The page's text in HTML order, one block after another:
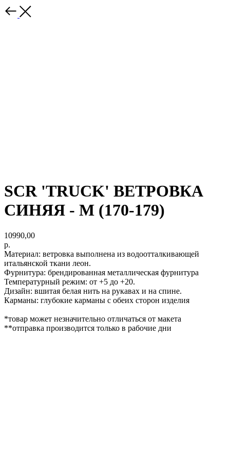
SCR 'TRUCK' ВЕТРОВКА
СИНЯЯ - M (170-179)
10990,00
р.
Материал: ветровка выполнена из водоотталкивающей
итальянской ткани леон.
Фурнитура: брендированная металлическая фурнитура
Температурный режим: от +5 до +20.
Дизайн: вшитая белая нить на рукавах и на спине.
Карманы: глубокие карманы с обеих сторон изделия
*товар может незначительно отличаться от макета
**отправка производится только в рабочие дни